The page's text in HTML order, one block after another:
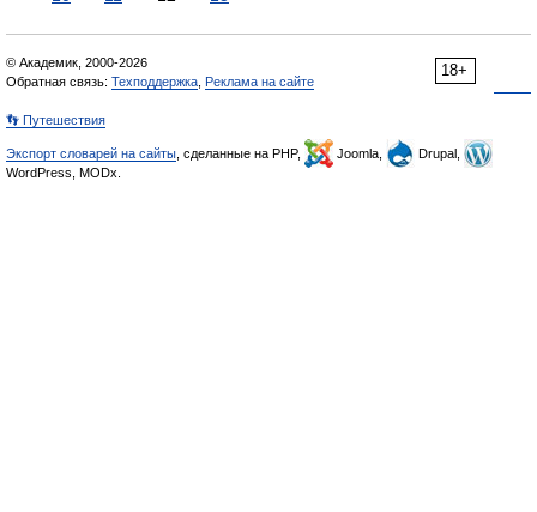
18+
© Академик, 2000-2026
Обратная связь: Техподдержка Реклама на сайте
👣 Путешествия
Экспорт словарей на сайты , сделанные на PHP, Joomla,
Drupal,
WordPress, MODx.